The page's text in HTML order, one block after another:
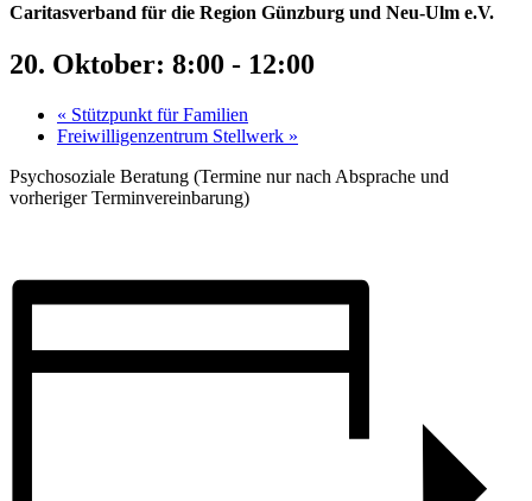
Caritasverband für die Region Günzburg und Neu-Ulm e.V.
20. Oktober: 8:00 - 12:00
« Stützpunkt für Familien
Freiwilligenzentrum Stellwerk »
Psychosoziale Beratung (Termine nur nach Absprache und
vorheriger Terminvereinbarung)